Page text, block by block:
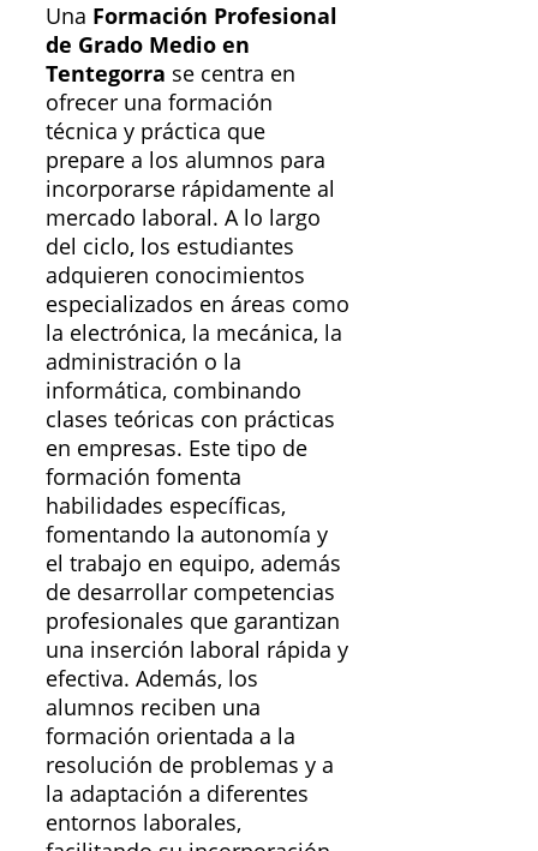
Una Formación Profesional
de Grado Medio en
Tentegorra se centra en
ofrecer una formación
técnica y práctica que
prepare a los alumnos para
incorporarse rápidamente al
mercado laboral. A lo largo
del ciclo, los estudiantes
adquieren conocimientos
especializados en áreas como
la electrónica, la mecánica, la
administración o la
informática, combinando
clases teóricas con prácticas
en empresas. Este tipo de
formación fomenta
habilidades específicas,
fomentando la autonomía y
el trabajo en equipo, además
de desarrollar competencias
profesionales que garantizan
una inserción laboral rápida y
efectiva. Además, los
alumnos reciben una
formación orientada a la
resolución de problemas y a
la adaptación a diferentes
entornos laborales,